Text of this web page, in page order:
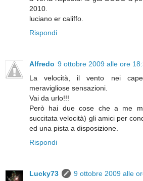
2010.
luciano er califfo.
Rispondi
Alfredo 9 ottobre 2009 alle ore
La velocità, il vento nei
meravigliose sensazioni.
Vai da urlo!!!
Però hai due cose che a me
succitata velocità) gli amici per
ed una pista a disposizione.
Rispondi
Lucky73
9 ottobre 2009 alle